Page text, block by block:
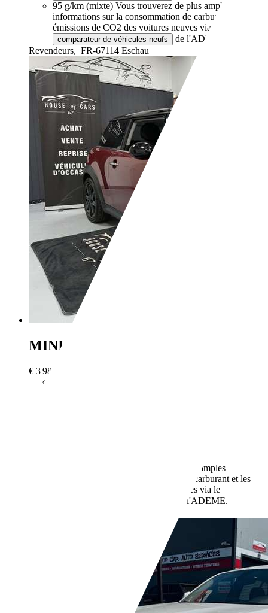
95 g/km (mixte) Vous trouverez de plus amples
informations sur la consommation de carburant et les
émissions de CO2 des voitures neuves via le
comparateur de véhicules neufs
de l'ADEME.
Revendeurs, FR-67114 Eschau
MINI Cooper
€ 3 980,-
Vous trouverez de plus amples
informations sur la consommation de carburant et les
émissions de CO2 des voitures neuves via le
de l'ADEME.